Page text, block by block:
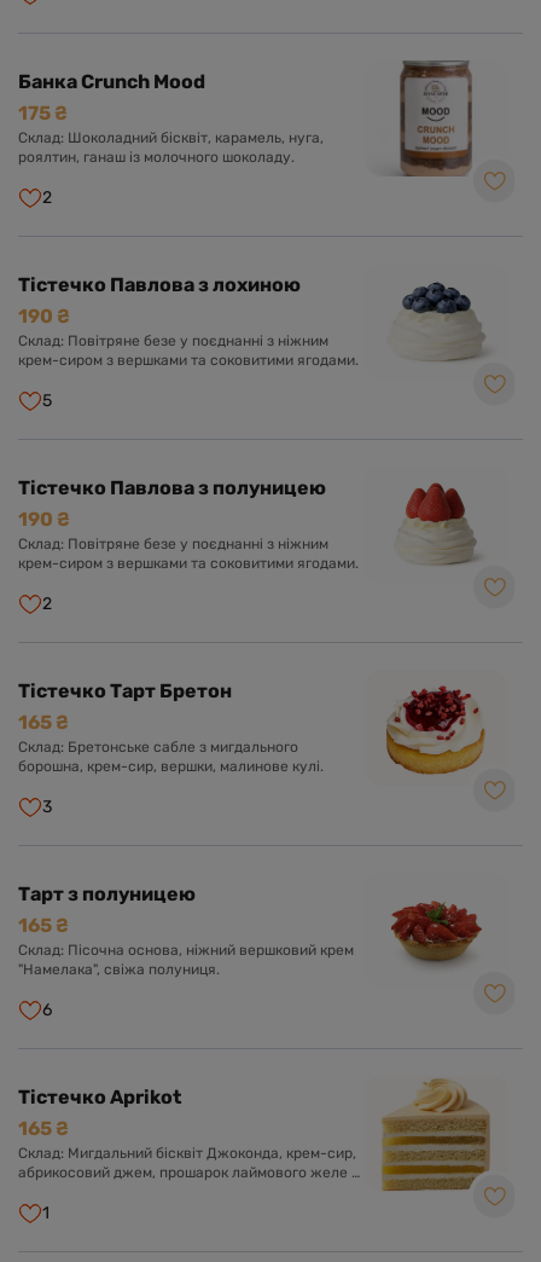
Банка Crunch Mood
175 ₴
Склад: Шоколадний бісквіт, карамель, нуга,
роялтин, ганаш із молочного шоколаду.
2
Тістечко Павлова з лохиною
190 ₴
Склад: Повітряне безе у поєднанні з ніжним
крем-сиром з вершками та соковитими ягодами.
5
Тістечко Павлова з полуницею
190 ₴
Склад: Повітряне безе у поєднанні з ніжним
крем-сиром з вершками та соковитими ягодами.
2
Тістечко Тарт Бретон
165 ₴
Склад: Бретонське сабле з мигдального
борошна, крем-сир, вершки, малинове кулі.
3
Тарт з полуницею
165 ₴
Склад: Пісочна основа, ніжний вершковий крем
"Намелака", свіжа полуниця.
6
Тістечко Aprikot
165 ₴
Склад: Мигдальний бісквіт Джоконда, крем-сир,
абрикосовий джем, прошарок лаймового желе з
1